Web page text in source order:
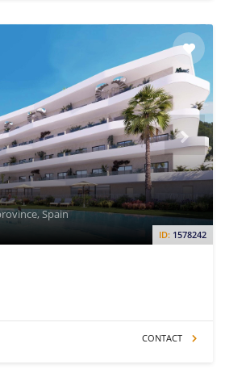
ID: 1578242
Spain
CONTACT